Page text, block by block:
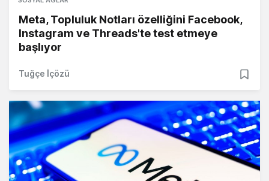
Meta, Topluluk Notları özelliğini Facebook,
Instagram ve Threads'te test etmeye
başlıyor
Tuğçe İçözü